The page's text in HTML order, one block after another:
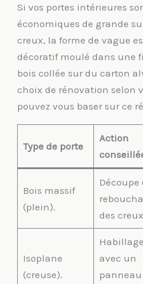
Si vos portes intérieures
économiques de grande
creux, la forme de vague
décoratif moulé dans une
bois collée sur du carton
choix de rénovation selon
pouvez vous baser sur ce
Type de porte
Action
Bois massif
(plein).
Découpe
des
Isoplane
(creuse).
Habillage
avec un